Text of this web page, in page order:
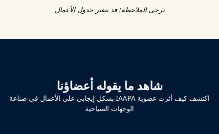
يرجى الملاحظة: قد يتغير جدول الأعمال
شاهد ما يقوله أعضاؤنا
اكتشف كيف أثرت عضوية IAAPA بشكل إيجابي على الأعمال في صناعة
الوجهات السياحية